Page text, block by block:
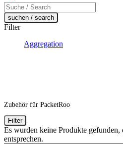
Products
search
suchen / search
Filter
Aggregation
Zubehör für PacketRoo
Filter
Es wurden keine Produkte gefunden,
entsprechen.